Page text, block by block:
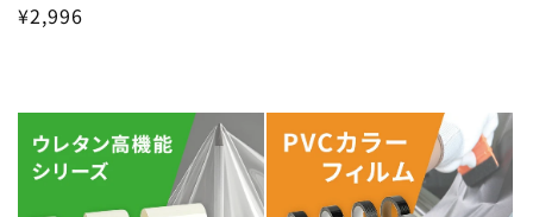
通
¥2,996